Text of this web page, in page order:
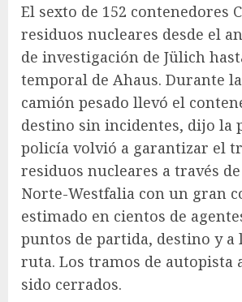
El sexto de 152 contenedores
residuos nucleares desde el
de investigación de Jülich
temporal de Ahaus. Durante
camión pesado llevó el
destino sin incidentes, dijo la
policía volvió a garantizar el
residuos nucleares a través
Norte-Westfalia con un gran
estimado en cientos de
puntos de partida, destino y a
ruta. Los tramos de autopista
sido cerrados.